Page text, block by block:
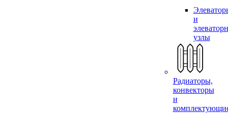
и
узлы
Радиаторы,
конвекторы
и